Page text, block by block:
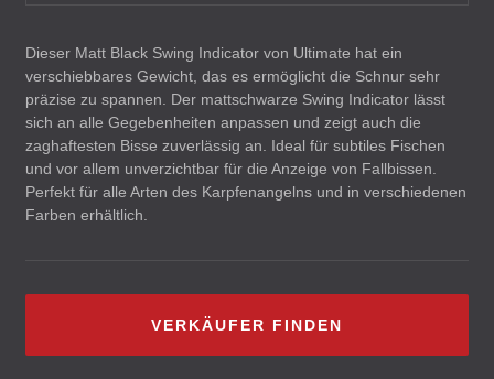
Dieser Matt Black Swing Indicator von Ultimate hat ein
verschiebbares Gewicht, das es ermöglicht die Schnur sehr
präzise zu spannen. Der mattschwarze Swing Indicator lässt
sich an alle Gegebenheiten anpassen und zeigt auch die
zaghaftesten Bisse zuverlässig an. Ideal für subtiles Fischen
und vor allem unverzichtbar für die Anzeige von Fallbissen.
Perfekt für alle Arten des Karpfenangelns und in verschiedenen
Farben erhältlich.
VERKÄUFER FINDEN